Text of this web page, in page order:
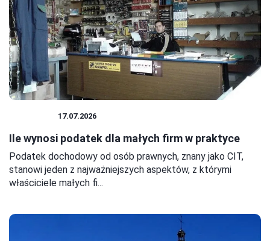
17.07.2026
Ile wynosi podatek dla małych firm w praktyce
Podatek dochodowy od osób prawnych, znany jako CIT,
stanowi jeden z najważniejszych aspektów, z którymi
właściciele małych fi...